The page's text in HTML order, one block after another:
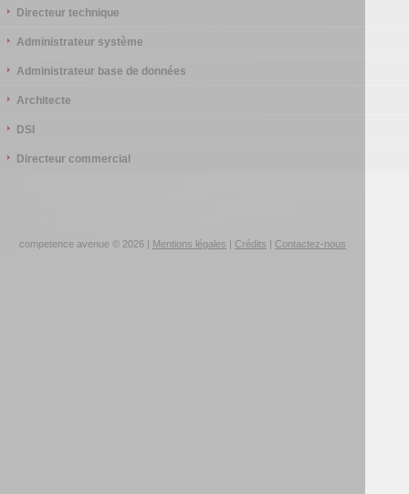
Directeur technique
Administrateur système
Administrateur base de données
Architecte
DSI
Directeur commercial
competence avenue © 2026 | Mentions légales Crédits Contactez-nous